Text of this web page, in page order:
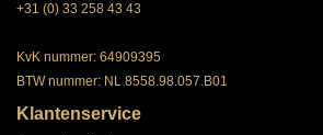
+31 (0) 33 258 43 43
KvK nummer: 64909395
BTW nummer: NL 8558.98.057.B01
Klantenservice